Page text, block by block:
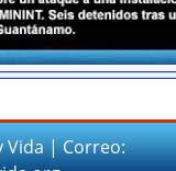
Vida | Correo: